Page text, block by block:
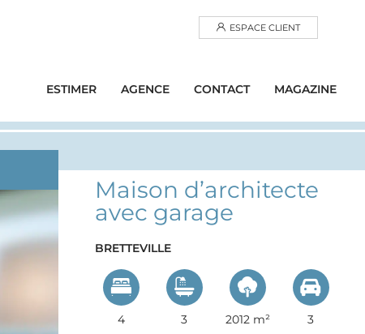
ESPACE CLIENT
ESTIMER AGENCE CONTACT MAGAZINE
Maison d’architecte
avec garage
BRETTEVILLE
4 3 2012 m² 3